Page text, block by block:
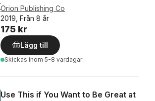
Orion Publishing Co
2019, Från 8 år
175 kr
Lägg till
Skickas inom 5-8 vardagar
Use This if You Want to Be Great at